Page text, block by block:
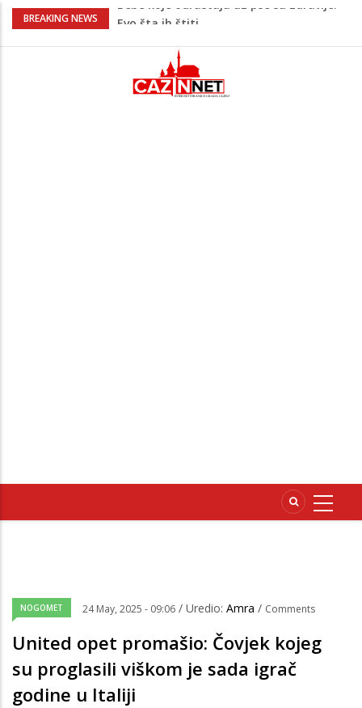
BREAKING NEWS
Krenuo u BiH sa 20 kilograma droge:
Juventus igra protiv Intera, Spaleti
razočarao navijače iz BiH
Užas: Uhapšen Italijan (45) kako
NOGOMET 24 May, 2025 - 09:06 / Uredio: Amra / Comments
United opet promašio: Čovjek kojeg
su proglasili viškom je sada igrač
godine u Italiji